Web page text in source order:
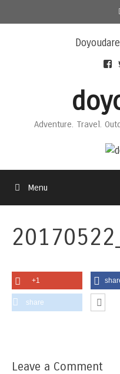
to
Adventure. Travel.
Menu
+1
share
Leave a Comment